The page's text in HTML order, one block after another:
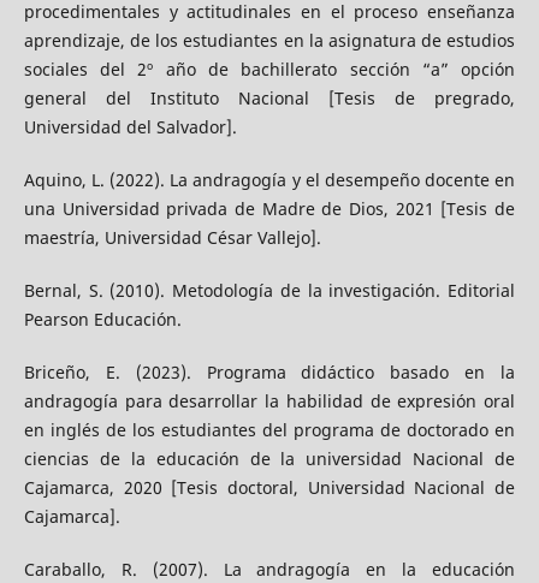
procedimentales y actitudinales en el proceso enseñanza
aprendizaje, de los estudiantes en la asignatura de estudios
sociales del 2º año de bachillerato sección “a” opción
general del Instituto Nacional [Tesis de pregrado,
Universidad del Salvador].
Aquino, L. (2022). La andragogía y el desempeño docente en
una Universidad privada de Madre de Dios, 2021 [Tesis de
maestría, Universidad César Vallejo].
Bernal, S. (2010). Metodología de la investigación. Editorial
Pearson Educación.
Briceño, E. (2023). Programa didáctico basado en la
andragogía para desarrollar la habilidad de expresión oral
en inglés de los estudiantes del programa de doctorado en
ciencias de la educación de la universidad Nacional de
Cajamarca, 2020 [Tesis doctoral, Universidad Nacional de
Cajamarca].
Caraballo, R. (2007). La andragogía en la educación